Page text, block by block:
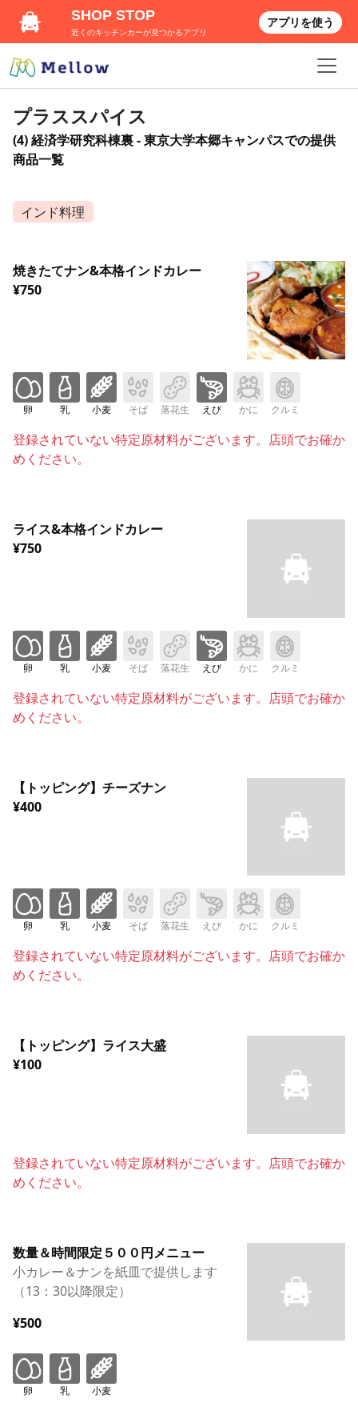
プラススパイス
(4) 経済学研究科棟裏 - 東京大学本郷キャンパスでの提供
商品一覧
インド料理
焼きたてナン&本格インドカレー
¥750
卵 乳 小麦 そば 落花生 えび かに クルミ
登録されていない特定原材料がございます。店頭でお確か
めください。
ライス&本格インドカレー
¥750
卵 乳 小麦 そば 落花生 えび かに クルミ
登録されていない特定原材料がございます。店頭でお確か
めください。
【トッピング】チーズナン
¥400
卵 乳 小麦 そば 落花生 えび かに クルミ
登録されていない特定原材料がございます。店頭でお確か
めください。
【トッピング】ライス大盛
¥100
登録されていない特定原材料がございます。店頭でお確か
めください。
数量＆時間限定５００円メニュー
小カレー＆ナンを紙皿で提供します
（13：30以降限定）
¥500
卵 乳 小麦
SHOP STOP
近くのキッチンカーが見つかるアプリ
アプリを使う